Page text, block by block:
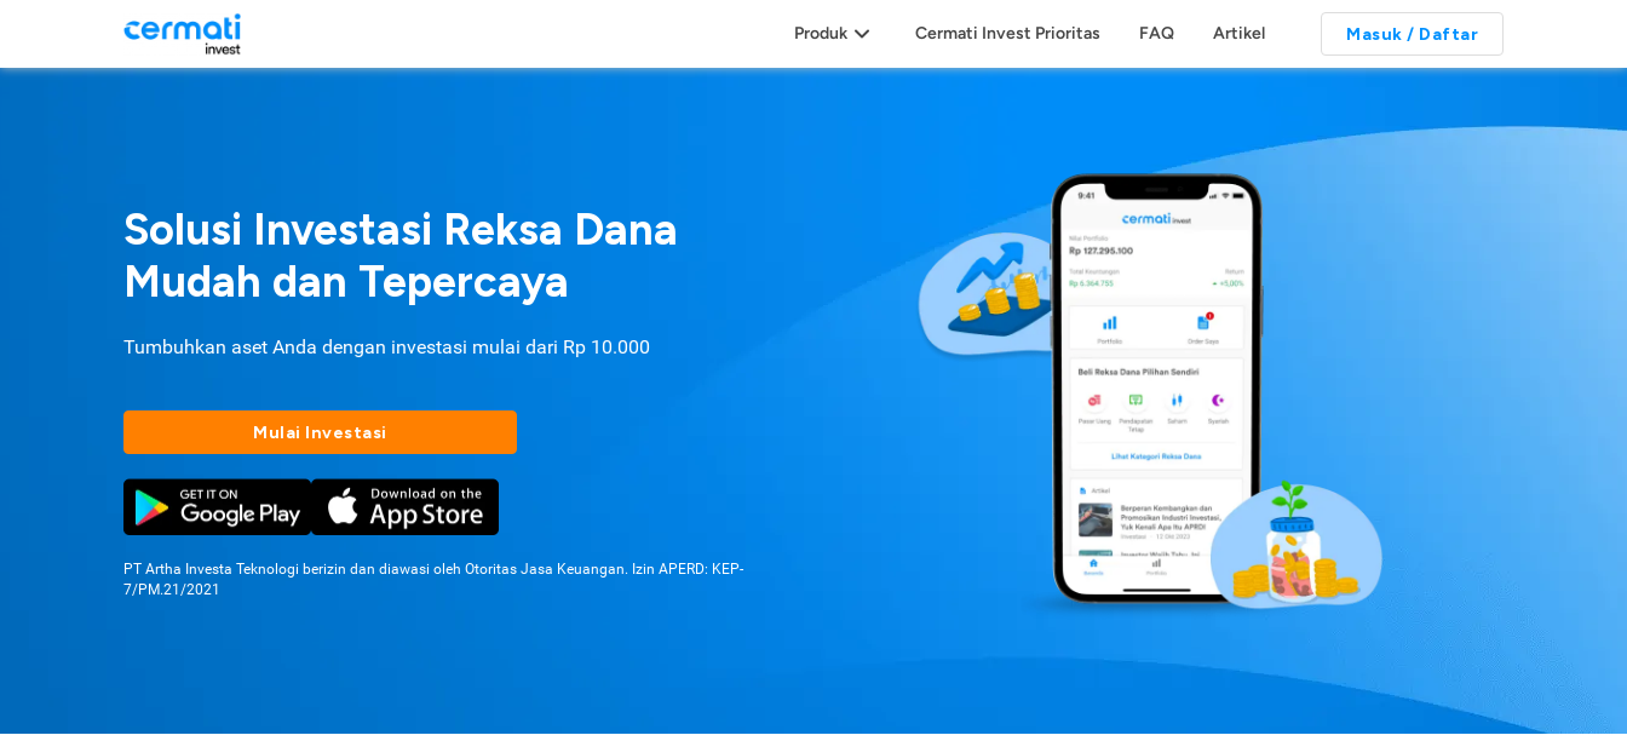
Produk Cermati Invest Prioritas FAQ Artikel Masuk / Daftar
Solusi Investasi Reksa Dana
Mudah dan Tepercaya
Tumbuhkan aset Anda dengan investasi mulai dari Rp 10.000
Mulai Investasi
PT Artha Investa Teknologi berizin dan diawasi oleh Otoritas Jasa Keuangan. Izin APERD: KEP-
7/PM.21/2021